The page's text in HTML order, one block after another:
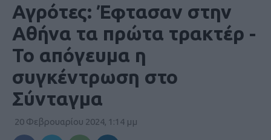
Αγρότες: Έφτασαν στην
Αθήνα τα πρώτα τρακτέρ -
Το απόγευμα η
συγκέντρωση στο
Σύνταγμα
20 Φεβρουαρίου 2024, 1:14 μμ